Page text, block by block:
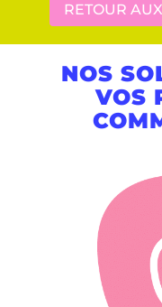
RETOUR
NOS
VOS